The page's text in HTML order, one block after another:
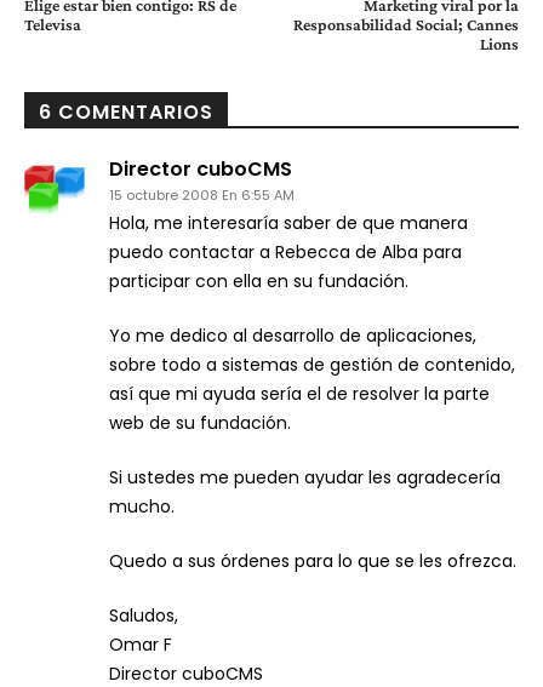
Elige estar bien contigo: RS de
Televisa
Marketing viral por la
Responsabilidad Social; Cannes
Lions
6 COMENTARIOS
Director cuboCMS
15 octubre 2008 En 6:55 AM
Hola, me interesaría saber de que manera
puedo contactar a Rebecca de Alba para
participar con ella en su fundación.
Yo me dedico al desarrollo de aplicaciones,
sobre todo a sistemas de gestión de contenido,
así que mi ayuda sería el de resolver la parte
web de su fundación.
Si ustedes me pueden ayudar les agradecería
mucho.
Quedo a sus órdenes para lo que se les ofrezca.
Saludos,
Omar F
Director cuboCMS